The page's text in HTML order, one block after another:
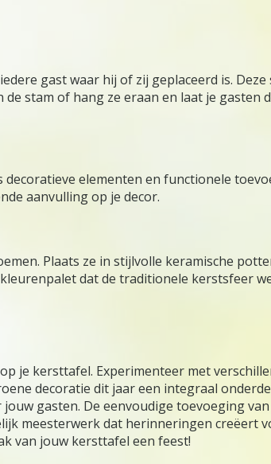
gast waar hij of zij geplaceerd is.
stam of hang ze eraan en laat je gasten
elementen en functionele
aanvulling op je decor.
Plaats ze in stijlvolle keramische
dat de traditionele kerstsfeer
je kersttafel. Experimenteer met
decoratie dit jaar een integraal
gasten. De eenvoudige toevoeging
meesterwerk dat herinneringen creëert
van jouw kersttafel een feest!